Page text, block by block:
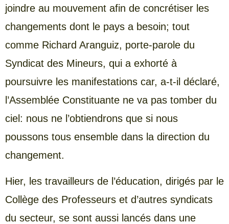
joindre au mouvement afin de concrétiser les
changements dont le pays a besoin; tout
comme Richard Aranguiz, porte-parole du
Syndicat des Mineurs, qui a exhorté à
poursuivre les manifestations car, a-t-il déclaré,
l’Assemblée Constituante ne va pas tomber du
ciel: nous ne l’obtiendrons que si nous
poussons tous ensemble dans la direction du
changement.
Hier, les travailleurs de l’éducation, dirigés par le
Collège des Professeurs et d’autres syndicats
du secteur, se sont aussi lancés dans une